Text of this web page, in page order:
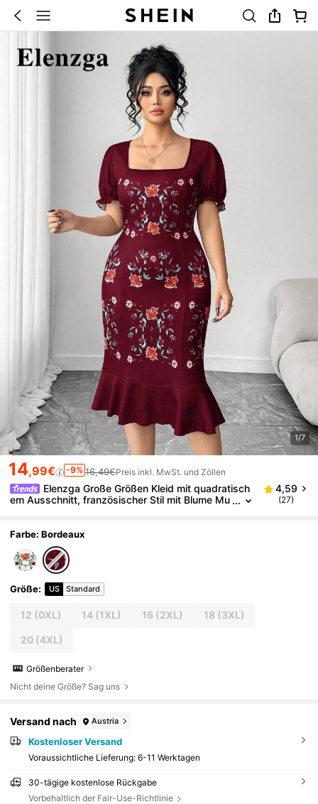
1/7
14,99€ -9% 16,49€Preis inkl. MwSt. und Zöllen
Elenzga Große Größen Kleid mit quadratisch
em Ausschnitt, französischer Stil mit Blume Mu
4,59
(27)
Farbe: Bordeaux
Größe: US Standard
12 (0XL) 14 (1XL) 16 (2XL) 18 (3XL)
20(4XL)
Größenberater
Nicht deine Größe? Sag uns
Versand nach Austria
Kostenloser Versand
Voraussichtliche Lieferung: 6-11 Werktagen
30-tägige kostenlose Rückgabe
Vorbehaltlich der Fair-Use-Richtlinie